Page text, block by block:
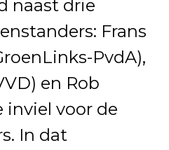
naast drie
Frans
PvdA),
en Rob
inviel voor de
In dat